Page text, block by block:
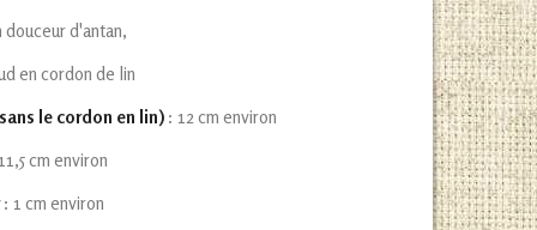
douceur d'antan,
en cordon de lin
le cordon en lin) : 12 cm environ
cm environ
: 1 cm environ